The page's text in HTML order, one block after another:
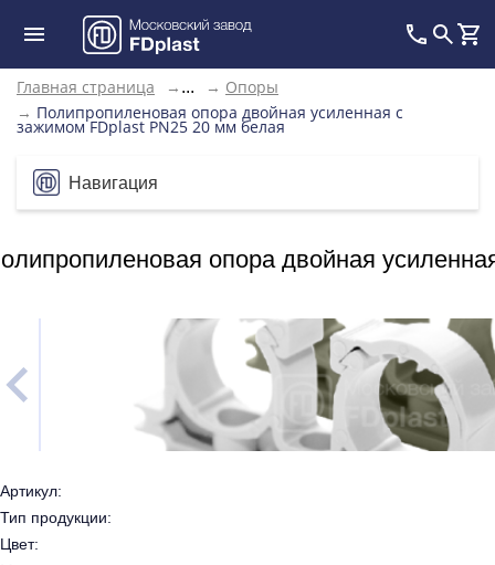
Главная страница → ... → Опоры
→ Полипропиленовая опора двойная усиленная с
зажимом FDplast PN25 20 мм белая
Навигация
опора двойная
Артикул:
Тип продукции:
Цвет: